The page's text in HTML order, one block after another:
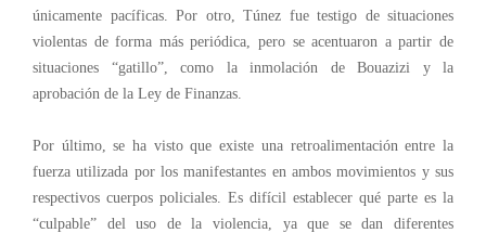
únicamente pacíficas. Por otro, Túnez fue testigo de situaciones
violentas de forma más periódica, pero se acentuaron a partir de
situaciones “gatillo”, como la inmolación de Bouazizi y la
aprobación de la Ley de Finanzas.
Por último, se ha visto que existe una retroalimentación entre la
fuerza utilizada por los manifestantes en ambos movimientos y sus
respectivos cuerpos policiales. Es difícil establecer qué parte es la
“culpable” del uso de la violencia, ya que se dan diferentes